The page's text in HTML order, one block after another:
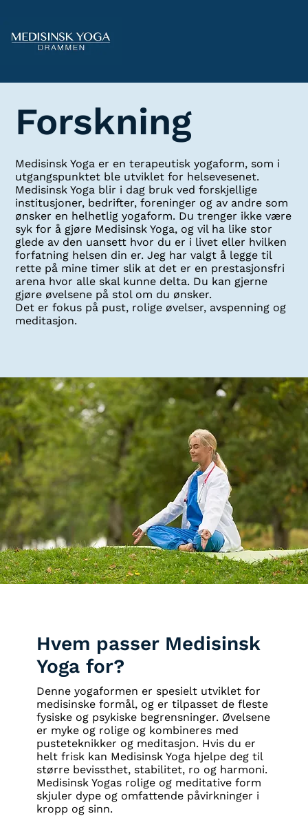
Forskning
Medisinsk Yoga er en terapeutisk yogaform, som i
utgangspunktet ble utviklet for helsevesenet.
Medisinsk Yoga blir i dag bruk ved forskjellige
institusjoner, bedrifter, foreninger og av andre som
ønsker en helhetlig yogaform. Du trenger ikke være
syk for å gjøre Medisinsk Yoga, og vil ha like stor
glede av den uansett hvor du er i livet eller hvilken
forfatning helsen din er. Jeg har valgt å legge til
rette på mine timer slik at det er en prestasjonsfri
arena hvor alle skal kunne delta. Du kan gjerne
gjøre øvelsene på stol om du ønsker.
Det er fokus på pust, rolige øvelser, avspenning og
meditasjon.
Hvem passer Medisinsk
Yoga for?
Denne yogaformen er spesielt utviklet for
medisinske formål, og er tilpasset de fleste
fysiske og psykiske begrensninger. Øvelsene
er myke og rolige og kombineres med
pusteteknikker og meditasjon. Hvis du er
helt frisk kan Medisinsk Yoga hjelpe deg til
større bevissthet, stabilitet, ro og harmoni.
Medisinsk Yogas rolige og meditative form
skjuler dype og omfattende påvirkninger i
kropp og sinn.